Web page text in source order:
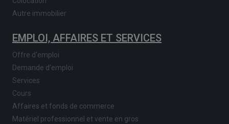
Autre immobilier
EMPLOI, AFFAIRES ET SERVICES
Offre d'emploi
Demande d'emploi
Services
Cours
Affaires et fonds de commerce
Matériel professionnel et vente en gros